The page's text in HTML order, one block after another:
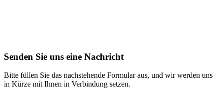
Senden Sie uns eine Nachricht
Bitte füllen Sie das nachstehende Formular aus, und wir werden uns
in Kürze mit Ihnen in Verbindung setzen.